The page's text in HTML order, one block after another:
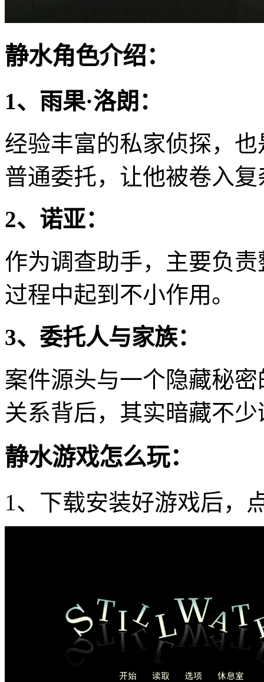
静水角色介绍：
1、雨果·洛朗：
经验丰富的私家侦探，
普通委托，让他被卷入
2、诺亚：
作为调查助手，主要负
过程中起到不小作用。
3、委托人与家族：
案件源头与一个隐藏秘
关系背后，其实暗藏不少
静水游戏怎么玩：
1、下载安装好游戏后，